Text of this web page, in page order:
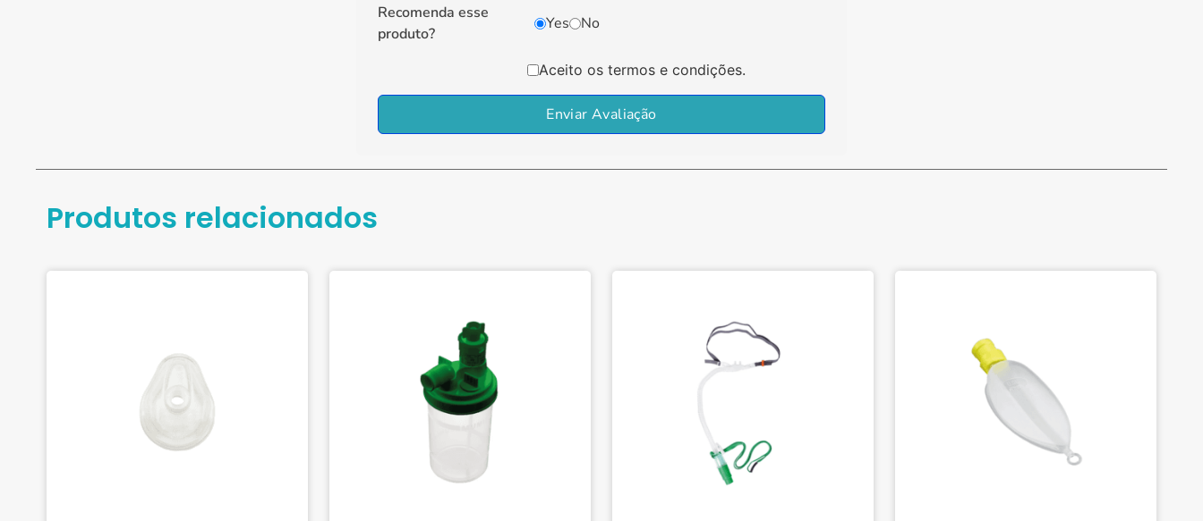
Recomenda esse
produto?
Yes No
Aceito os termos e condições.
Enviar Avaliação
Produtos relacionados